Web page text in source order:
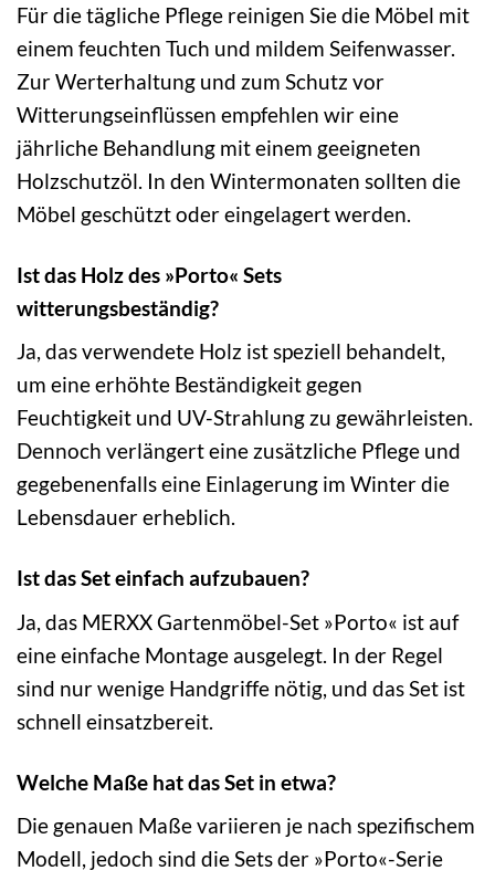
Für die tägliche Pflege reinigen Sie die Möbel mit
einem feuchten Tuch und mildem Seifenwasser.
Zur Werterhaltung und zum Schutz vor
Witterungseinflüssen empfehlen wir eine
jährliche Behandlung mit einem geeigneten
Holzschutzöl. In den Wintermonaten sollten die
Möbel geschützt oder eingelagert werden.
Ist das Holz des »Porto« Sets
witterungsbeständig?
Ja, das verwendete Holz ist speziell behandelt,
um eine erhöhte Beständigkeit gegen
Feuchtigkeit und UV-Strahlung zu gewährleisten.
Dennoch verlängert eine zusätzliche Pflege und
gegebenenfalls eine Einlagerung im Winter die
Lebensdauer erheblich.
Ist das Set einfach aufzubauen?
Ja, das MERXX Gartenmöbel-Set »Porto« ist auf
eine einfache Montage ausgelegt. In der Regel
sind nur wenige Handgriffe nötig, und das Set ist
schnell einsatzbereit.
Welche Maße hat das Set in etwa?
Die genauen Maße variieren je nach spezifischem
Modell, jedoch sind die Sets der »Porto«-Serie